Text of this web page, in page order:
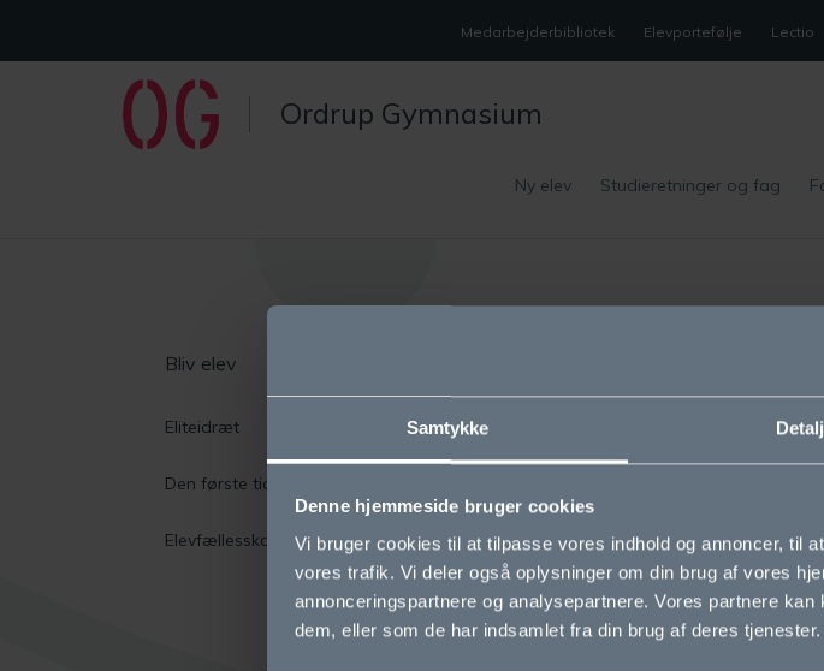
Samtykke
Denne hjemmeside bruger cookies
Vi bruger cookies til at tilpasse vores indhold og annoncer, til
vores trafik. Vi deler også oplysninger om din brug af vores
annonceringspartnere og analysepartnere. Vores partnere
dem, eller som de har indsamlet fra din brug af deres tjenester.
Medarbejderbibliotek Elevportefølje Lectio
Ordrup Gymnasium
Ny elev Studieretninger og fag
Bliv elev
Eliteidræt
Den første tid i gymnasiet
Elevfællesskaber Cookie- og privatlivspolitik
Tilgængelighedserklæring